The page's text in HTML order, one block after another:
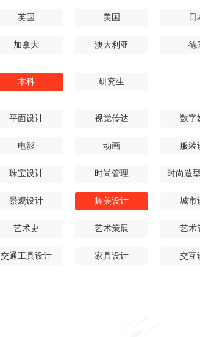
英国 美国 日
加拿大 澳大利亚 德
本科 研究生
平面设计 视觉传达 数字
电影 动画 服装
珠宝设计 时尚管理 时尚造
景观设计 舞美设计 城市
艺术史 艺术策展 艺术
交通工具设计 家具设计 交互